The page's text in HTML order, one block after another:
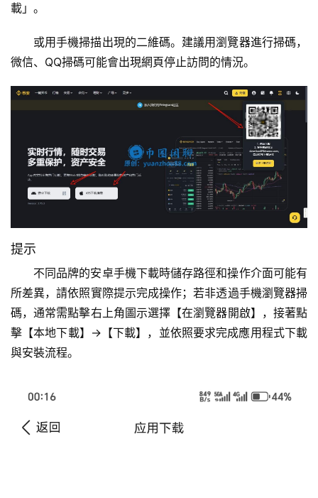
載」。
或用手機掃描出現的二維碼。建議用瀏覽器進行掃碼，
微信、QQ掃碼可能會出現網頁停止訪問的情況。
提示
不同品牌的安卓手機下載時儲存路徑和操作介面可能有
所差異，請依照實際提示完成操作；若非透過手機瀏覽器掃
碼，通常需點擊右上角圖示選擇【在瀏覽器開啟】，接著點
擊【本地下載】→【下載】，並依照要求完成應用程式下載
與安裝流程。